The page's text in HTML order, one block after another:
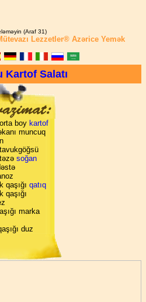
(Araf 31)
Lezzetler® Azərice Yemək
Kartof Salatı
boy kartof
muncuq
soğan
qaşığı qatıq
qaşığı
marka
duz